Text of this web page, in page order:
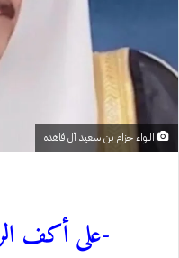
اللواء حزام بن سعيد آل فاهده
-على أكف